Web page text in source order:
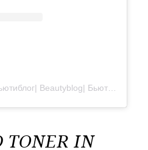
Ein Beitrag geteilt von Бьютиблог| Beautyblog| Бьюти (@jzobeauty)
TONER IN